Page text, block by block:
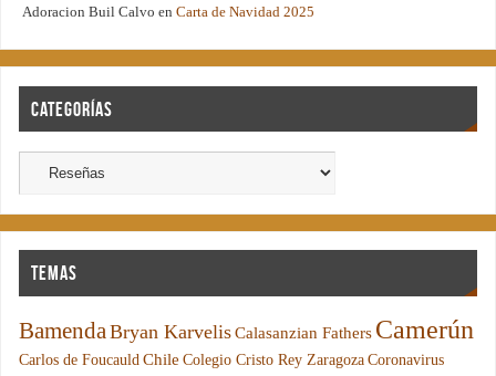
Adoracion Buil Calvo enCarta de Navidad 2025
Categorías
Temas
Bamenda Bryan KarvelisCalasanzian Fathers Camerún
Carlos de Foucauld Chile Colegio Cristo Rey Zaragoza Coronavirus